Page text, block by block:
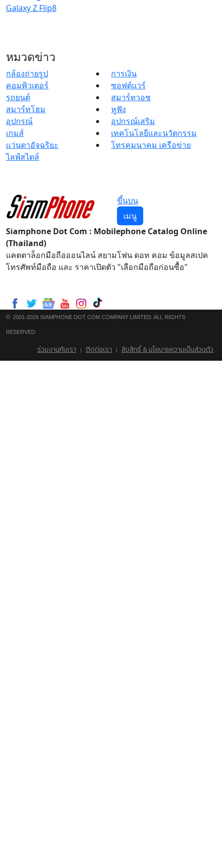
Galaxy Z Flip8
หมวดข่าว
กล้องถ่ายรูป
การเงิน
คอมพิวเตอร์
ซอฟต์แวร์
รถยนต์
สมาร์ทวอช
สมาร์ทโฮม
หูฟัง
อุปกรณ์
อุปกรณ์เสริม
เกมส์
เทคโนโลยีและนวัตกรรม
แว่นตาอัจฉริยะ
โทรคมนาคม เครือข่าย
ไลฟ์สไตล์
ขึ้นบน
เมนู
Siamphone Dot Com : Mobilephone Catalog Online
(Thailand)
แคตตาล็อกมือถือออนไลน์ สยามโฟน ดอท คอม ข้อมูลสเปค
โทรศัพท์มือถือ และ ราคาเปิดตัว "เลือกมือถือก่อนซื้อ"
© 2001-2026 SIAMPHONE DOT COM COMPANY LIMITED. ALL RIGHTS
RESERVED.
ร่วมงานกับเรา | ติดต่อเรา | ลิขสิทธิ์ & นโยบายความเป็นส่วนตัว